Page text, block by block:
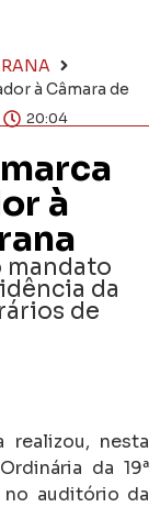
à Câmara de
20:04
à
mandato
da
de
realizou, nesta
da 19ª
no auditório da